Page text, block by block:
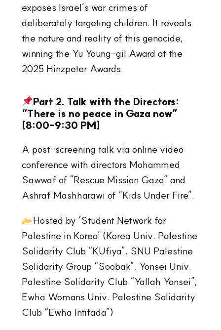
exposes Israel’s war crimes of
deliberately targeting children. It reveals
the nature and reality of this genocide,
winning the Yu Young-gil Award at the
2025 Hinzpeter Awards.
Part 2. Talk with the Directors:
“There is no peace in Gaza now”
[8:00-9:30 PM]
A post-screening talk via online video
conference with directors Mohammed
Sawwaf of “Rescue Mission Gaza” and
Ashraf Mashharawi of “Kids Under Fire”.
Hosted by ‘Student Network for
Palestine in Korea’ (Korea Univ. Palestine
Solidarity Club “KUfiya”, SNU Palestine
Solidarity Group “Soobak”, Yonsei Univ.
Palestine Solidarity Club “Yallah Yonsei”,
Ewha Womans Univ. Palestine Solidarity
Club “Ewha Intifada”)